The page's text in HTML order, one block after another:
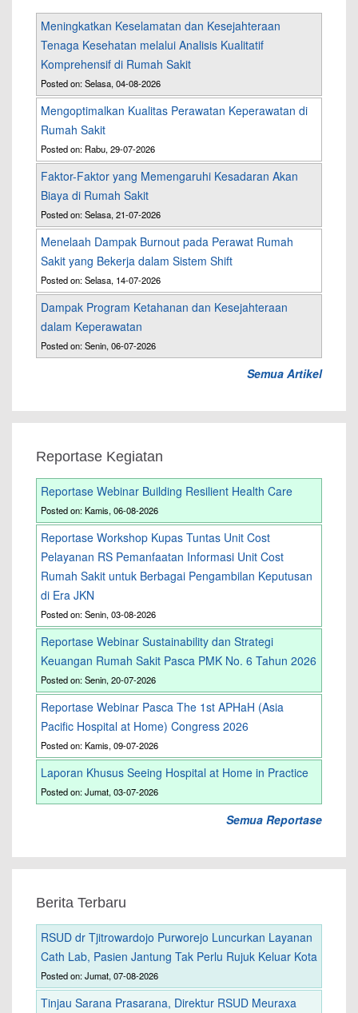
Meningkatkan Keselamatan dan Kesejahteraan
Tenaga Kesehatan melalui Analisis Kualitatif
Komprehensif di Rumah Sakit
Posted on: Selasa, 04-08-2026
Mengoptimalkan Kualitas Perawatan Keperawatan di
Rumah Sakit
Posted on: Rabu, 29-07-2026
Faktor-Faktor yang Memengaruhi Kesadaran Akan
Biaya di Rumah Sakit
Posted on: Selasa, 21-07-2026
Menelaah Dampak Burnout pada Perawat Rumah
Sakit yang Bekerja dalam Sistem Shift
Posted on: Selasa, 14-07-2026
Dampak Program Ketahanan dan Kesejahteraan
dalam Keperawatan
Posted on: Senin, 06-07-2026
Semua Artikel
Reportase Kegiatan
Reportase Webinar Building Resilient Health Care
Posted on: Kamis, 06-08-2026
Reportase Workshop Kupas Tuntas Unit Cost
Pelayanan RS Pemanfaatan Informasi Unit Cost
Rumah Sakit untuk Berbagai Pengambilan Keputusan
di Era JKN
Posted on: Senin, 03-08-2026
Reportase Webinar Sustainability dan Strategi
Keuangan Rumah Sakit Pasca PMK No. 6 Tahun 2026
Posted on: Senin, 20-07-2026
Reportase Webinar Pasca The 1st APHaH (Asia
Pacific Hospital at Home) Congress 2026
Posted on: Kamis, 09-07-2026
Laporan Khusus Seeing Hospital at Home in Practice
Posted on: Jumat, 03-07-2026
Semua Reportase
Berita Terbaru
RSUD dr Tjitrowardojo Purworejo Luncurkan Layanan
Cath Lab, Pasien Jantung Tak Perlu Rujuk Keluar Kota
Posted on: Jumat, 07-08-2026
Tinjau Sarana Prasarana, Direktur RSUD Meuraxa